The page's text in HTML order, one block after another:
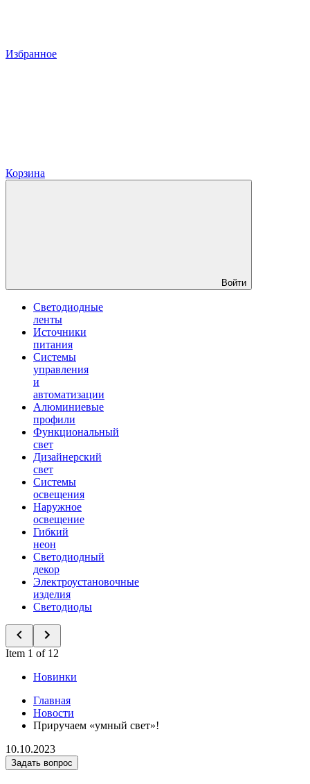
Избранное
Корзина
Войти
Светодиодные
ленты
Источники
питания
Системы
управления
и
автоматизации
Алюминиевые
профили
Функциональный
свет
Дизайнерский
свет
Системы
освещения
Наружное
освещение
Гибкий
неон
Светодиодный
декор
Электроустановочные
изделия
Светодиоды
Item 1 of 12
Новинки
Главная
Новости
Приручаем «умный свет»!
10.10.2023
Задать вопрос